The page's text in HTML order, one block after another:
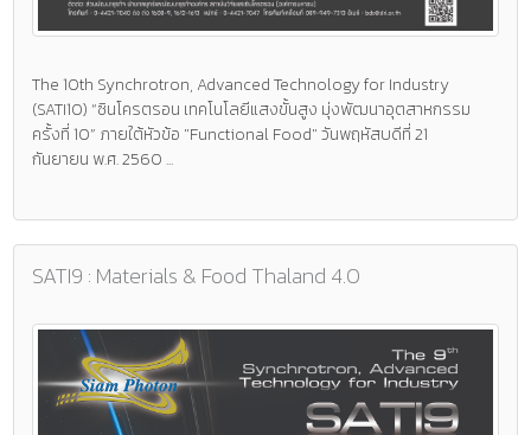
The 10th Synchrotron, Advanced Technology for Industry
(SATI10) “ซินโครตรอน เทคโนโลยีแสงขั้นสูง มุ่งพัฒนาอุตสาหกรรม
ครั้งที่ 10” ภายใต้หัวข้อ "Functional Food" วันพฤหัสบดีที่ 21
กันยายน พ.ศ. 2560 ...
SATI9 : Materials & Food Thaland 4.0